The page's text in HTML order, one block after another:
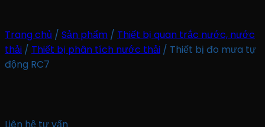
Trang chủ / Sản phẩm / Thiết bị quan trắc nước, nước
thải / Thiết bị phân tích nước thải / Thiết bị đo mưa tự
động RC7